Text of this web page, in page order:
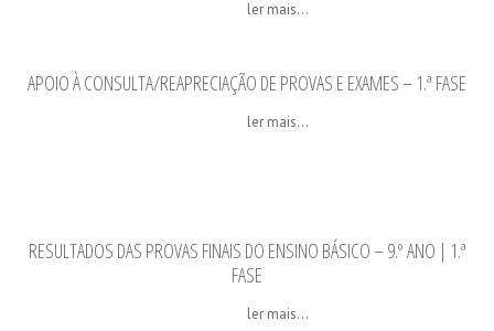
ler mais...
APOIO À CONSULTA/REAPRECIAÇÃO DE PROVAS E EXAMES – 1.ª FASE
ler mais...
RESULTADOS DAS PROVAS FINAIS DO ENSINO BÁSICO – 9.º ANO | 1.ª
FASE
ler mais...